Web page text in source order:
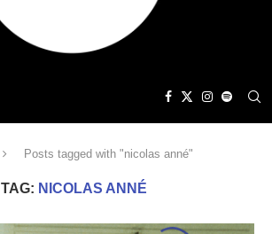
Posts tagged with "nicolas anné"
TAG: NICOLAS ANNÉ